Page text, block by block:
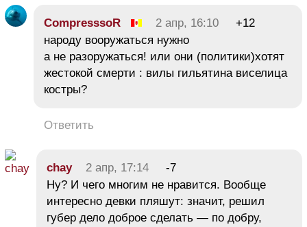
CompresssoR 2 апр, 16:10
+12
народу вооружаться нужно
а не разоружаться! или они (политики)хотят
жестокой смерти : вилы гильятина виселица
костры?
Ответить
chay 2 апр, 17:14
-7
Ну? И чего многим не нравится. Вообще
интересно девки пляшут: значит, решил
губер дело доброе сделать — по добру,